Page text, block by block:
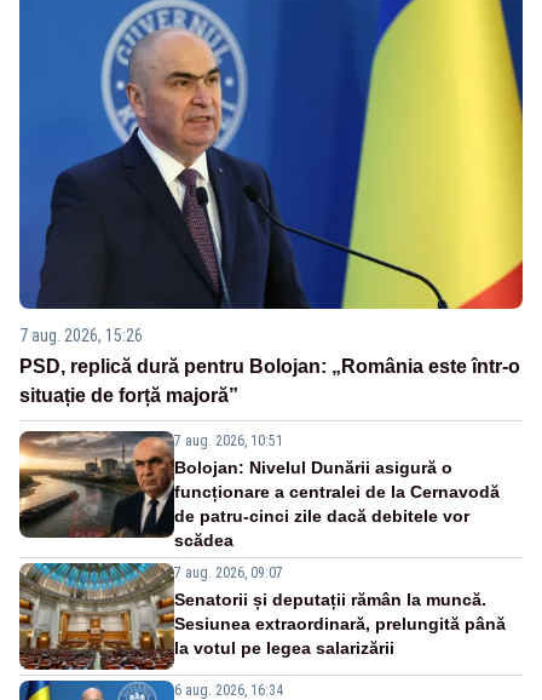
7 aug. 2026, 15:26
PSD, replică dură pentru Bolojan: „România este într-o
situație de forță majoră”
7 aug. 2026, 10:51
Bolojan: Nivelul Dunării asigură o
funcționare a centralei de la Cernavodă
de patru-cinci zile dacă debitele vor
scădea
7 aug. 2026, 09:07
Senatorii și deputații rămân la muncă.
Sesiunea extraordinară, prelungită până
la votul pe legea salarizării
6 aug. 2026, 16:34